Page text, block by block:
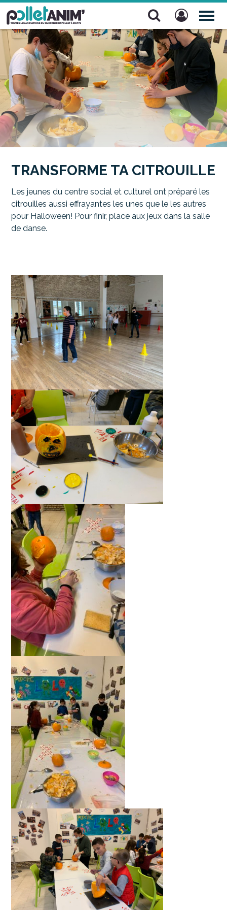
Pollet Anim'
TRANSFORME TA CITROUILLE
Les jeunes du centre social et culturel ont préparé les
citrouilles aussi effrayantes les unes que le les autres
pour Halloween! Pour finir, place aux jeux dans la salle
de danse.